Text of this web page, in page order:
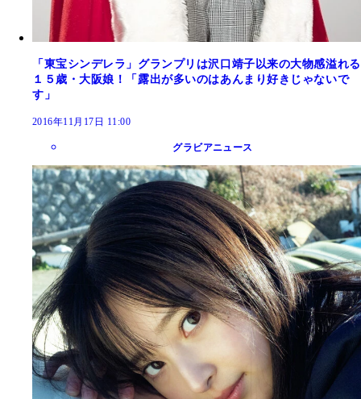
「東宝シンデレラ」グランプリは沢口靖子以来の大物感溢れる
１５歳・大阪娘！「露出が多いのはあんまり好きじゃないで
す」
2016年11月17日 11:00
グラビアニュース